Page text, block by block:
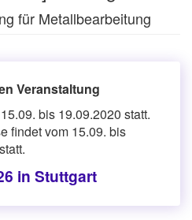
für Metallbearbeitung
Veranstaltung
bis 19.09.2020 statt.
findet vom 15.09. bis
in Stuttgart